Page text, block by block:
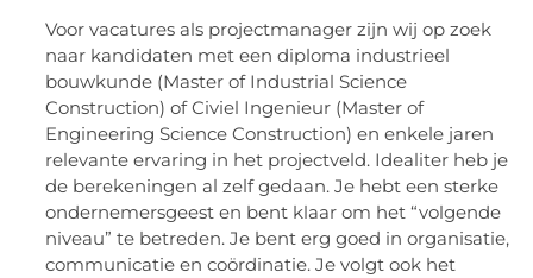
Voor vacatures als projectmanager zijn wij op zoek
naar kandidaten met een diploma industrieel
bouwkunde (Master of Industrial Science
Construction) of Civiel Ingenieur (Master of
Engineering Science Construction) en enkele jaren
relevante ervaring in het projectveld. Idealiter heb je
de berekeningen al zelf gedaan. Je hebt een sterke
ondernemersgeest en bent klaar om het “volgende
niveau” te betreden. Je bent erg goed in organisatie,
communicatie en coördinatie. Je volgt ook het